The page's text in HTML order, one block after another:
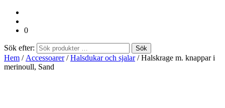
0
Sök efter: Sök
Hem / Accessoarer/Halsdukar och sjalar/ Halskrage m. knappar i
merinoull, Sand